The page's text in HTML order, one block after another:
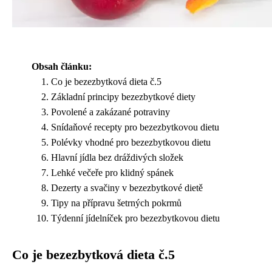
Obsah článku:
Co je bezezbytková dieta č.5
Základní principy bezezbytkové diety
Povolené a zakázané potraviny
Snídaňové recepty pro bezezbytkovou dietu
Polévky vhodné pro bezezbytkovou dietu
Hlavní jídla bez dráždivých složek
Lehké večeře pro klidný spánek
Dezerty a svačiny v bezezbytkové dietě
Tipy na přípravu šetrných pokrmů
Týdenní jídelníček pro bezezbytkovou dietu
Co je bezezbytková dieta č.5